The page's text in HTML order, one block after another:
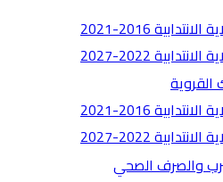
2016-2021
2022-2027
2016-2021
2022-2027
والصرف الصحي